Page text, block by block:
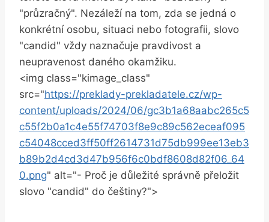
"průzračný". Nezáleží na tom, zda se jedná o
konkrétní osobu, situaci nebo fotografii, slovo
"candid" vždy naznačuje pravdivost a
neupravenost daného okamžiku.
<img class="kimage_class"
src="https://preklady-prekladatele.cz/wp-
content/uploads/2024/06/gc3b1a68aabc265c5
c55f2b0a1c4e55f74703f8e9c89c562eceaf095
c54048cced3ff50ff2614731d75db999ee13eb3
b89b2d4cd3d47b956f6c0bdf8608d82f06_64
0.png" alt="- Proč je důležité správně přeložit
slovo "candid" do češtiny?">